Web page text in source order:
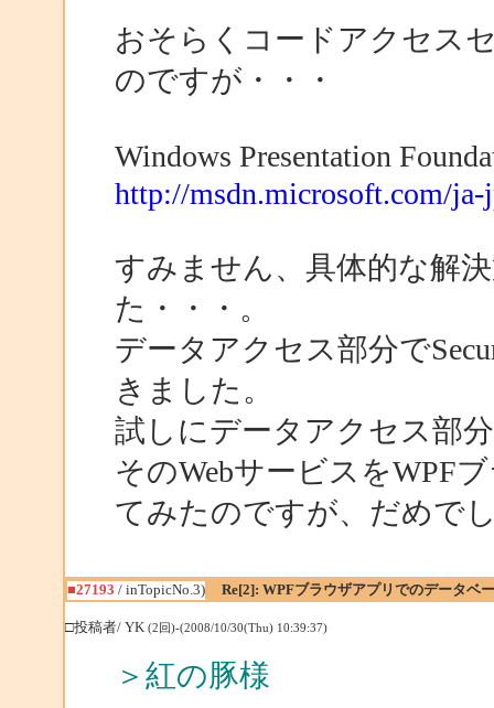
おそらくコードアクセス
のですが・・・
Windows Presentation
http://msdn.microsoft.com/ja-
すみません、具体的な解
た・・・。
データアクセス部分で
きました。
試しにデータアクセス部
そのWebサービスをWPF
てみたのですが、だめで
■27193 / inTopicNo.3) Re[2]: WPFブラウザアプリでのデータベ
□投稿者/ YK (2回)-(2008/10/30(Thu) 10:39:37)
＞紅の豚様